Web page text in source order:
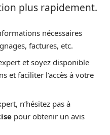
plus rapidement.
nécessaires
factures, etc.
et soyez disponible
et faciliter l’accès à votre
n’hésitez pas à
pour obtenir un avis